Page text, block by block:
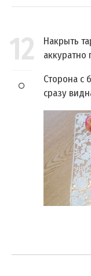
12
Накрыть
аккуратно
Сторона с
сразу